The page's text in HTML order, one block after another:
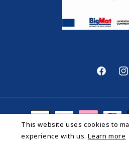
Facebook
Metodi
di
pagamento
This website uses cookies to
experience with us. Learn more